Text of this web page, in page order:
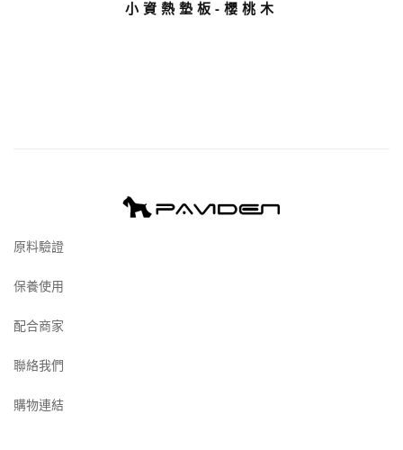
小資熱墊板-櫻桃木
原料驗證
保養使用
配合商家
聯絡我們
購物連結